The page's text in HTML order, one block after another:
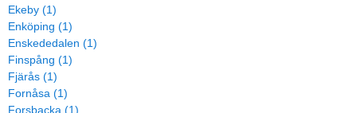
Ekeby (1)
Enköping (1)
Enskededalen (1)
Finspång (1)
Fjärås (1)
Fornåsa (1)
Forsbacka (1)